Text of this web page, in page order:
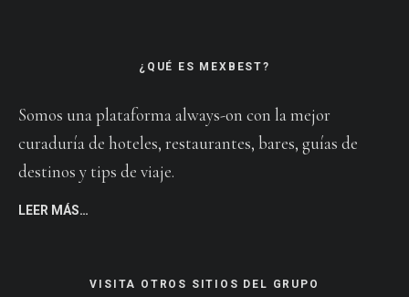
¿QUÉ ES MEXBEST?
Somos una plataforma always-on con la mejor
curaduría de hoteles, restaurantes, bares, guías de
destinos y tips de viaje.
LEER MÁS…
VISITA OTROS SITIOS DEL GRUPO